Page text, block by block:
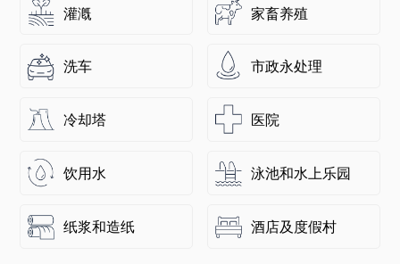
灌漑 家畜养殖
洗车 市政永处理
冷却塔 医院
饮用水 泳池和水上乐园
纸浆和造纸 酒店及度假村